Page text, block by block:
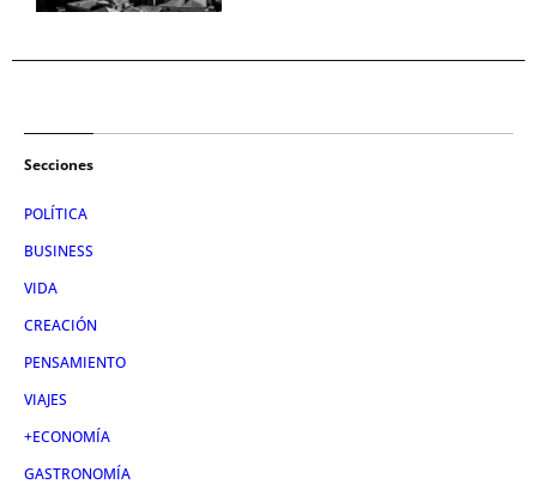
Secciones
POLÍTICA
BUSINESS
VIDA
CREACIÓN
PENSAMIENTO
VIAJES
+ECONOMÍA
GASTRONOMÍA